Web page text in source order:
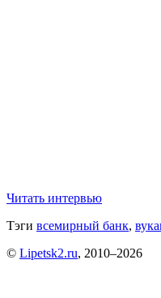
Читать интервью
Тэги всемирный банк,
© Lipetsk2.ru, 2010–2026